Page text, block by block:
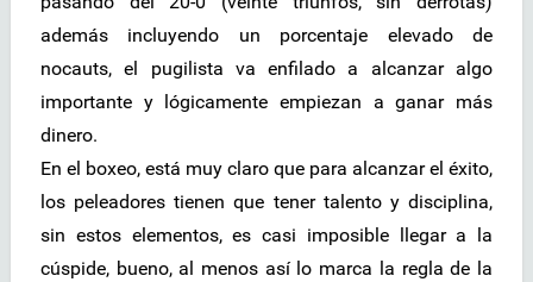
además incluyendo un porcentaje elevado de
nocauts, el pugilista va enfilado a alcanzar algo
importante y lógicamente empiezan a ganar más
dinero.
En el boxeo, está muy claro que para alcanzar el éxito,
los peleadores tienen que tener talento y disciplina,
sin estos elementos, es casi imposible llegar a la
cúspide, bueno, al menos así lo marca la regla de la